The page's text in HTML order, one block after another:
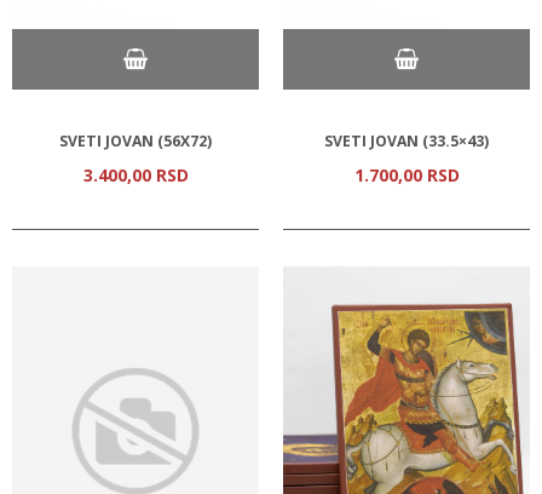
SVETI JOVAN (56Х72)
3.400,00 RSD
SVETI JOVAN (33.5×43)
1.700,00 RSD